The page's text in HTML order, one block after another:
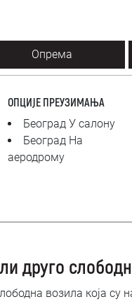
Опрема
ОПЦИЈЕ ПРЕУЗИМАЊА
Београд У салону
Београд На
аеродрому
друго
возила која су